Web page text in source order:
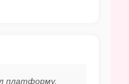
платформу,